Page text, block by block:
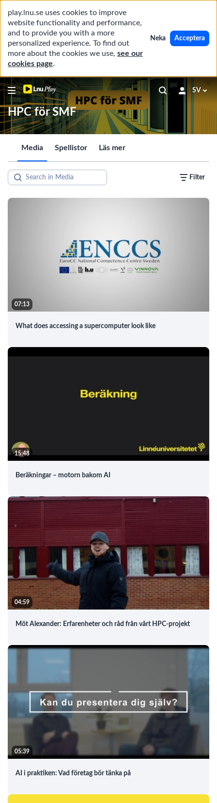
play.lnu.se uses cookies to improve
website functionality and performance,
and to provide you with a more
personalized experience. To find out
more about the cookies we use, see our
cookies page.
Neka Acceptera
SV
HPC för SMF
Media Spellistor Läs mer
Filter
07:13
What does accessing a supercomputer look like
15:48
Beräkningar – motorn bakom AI
04:59
Möt Alexander: Erfarenheter och råd från vårt HPC-projekt
05:39
AI i praktiken: Vad företag bör tänka på